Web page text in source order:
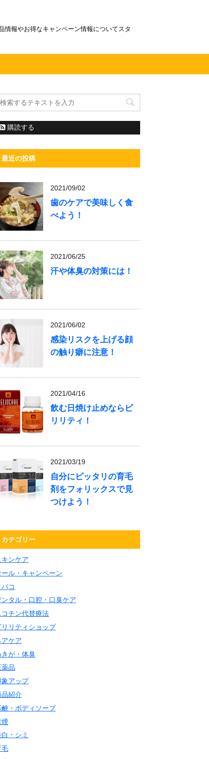
情報やお得なキャンペーン情報についてスタ
購読する
最近の投稿
2021/09/02
歯のケアで美味しく食
べよう！
2021/06/25
汗や体臭の対策には！
2021/06/02
感染リスクを上げる顔
の触り癖に注意！
2021/04/16
飲む日焼け止めならビ
リリティ！
2021/03/19
自分にピッタリの育毛
剤をフォリックスで見
つけよう！
カテゴリー
キンケア
ール・キャンペーン
バコ
ンタル・口腔・口臭ケア
コチン代替療法
リリティショップ
アケア
きが・体臭
薬品
象アップ
品紹介
鹸・ボディソープ
煙
白・シミ
毛